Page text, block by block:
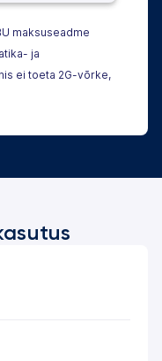
maksuseadme
ja
ei toeta 2G-võrke,